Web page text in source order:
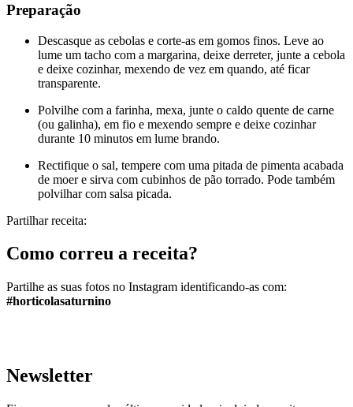
Preparação
Descasque as cebolas e corte-as em gomos finos. Leve ao
lume um tacho com a margarina, deixe derreter, junte a cebola
e deixe cozinhar, mexendo de vez em quando, até ficar
transparente.
Polvilhe com a farinha, mexa, junte o caldo quente de carne
(ou galinha), em fio e mexendo sempre e deixe cozinhar
durante 10 minutos em lume brando.
Rectifique o sal, tempere com uma pitada de pimenta acabada
de moer e sirva com cubinhos de pão torrado. Pode também
polvilhar com salsa picada.
Partilhar receita:
Como correu a receita?
Partilhe as suas fotos no Instagram identificando-as com:
#horticolasaturnino
Newsletter